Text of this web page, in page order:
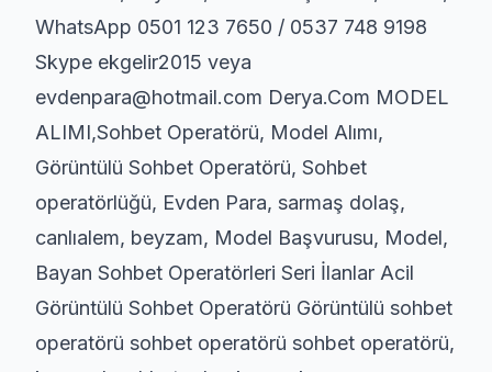
WhatsApp 0501 123 7650 / 0537 748 9198
Skype ekgelir2015 veya
evdenpara@hotmail.com Derya.Com MODEL
ALIMI,Sohbet Operatörü, Model Alımı,
Görüntülü Sohbet Operatörü, Sohbet
operatörlüğü, Evden Para, sarmaş dolaş,
canlıalem, beyzam, Model Başvurusu, Model,
Bayan Sohbet Operatörleri Seri İlanlar Acil
Görüntülü Sohbet Operatörü Görüntülü sohbet
operatörü sohbet operatörü sohbet operatörü,